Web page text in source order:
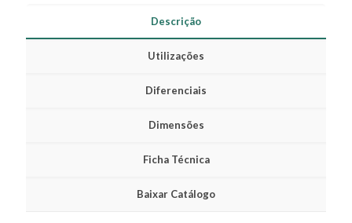
Descrição
Utilizações
Diferenciais
Dimensões
Ficha Técnica
Baixar Catálogo